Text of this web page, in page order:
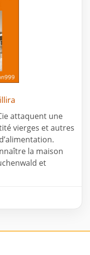
attaquent une
vierges et autres
la maison
et